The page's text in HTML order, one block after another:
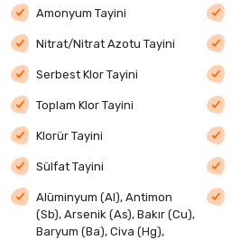
Amonyum Tayini
Nitrat/Nitrat Azotu Tayini
Serbest Klor Tayini
Toplam Klor Tayini
Klorür Tayini
Sülfat Tayini
Alüminyum (Al), Antimon
(Sb), Arsenik (As), Bakır (Cu),
Baryum (Ba), Civa (Hg),